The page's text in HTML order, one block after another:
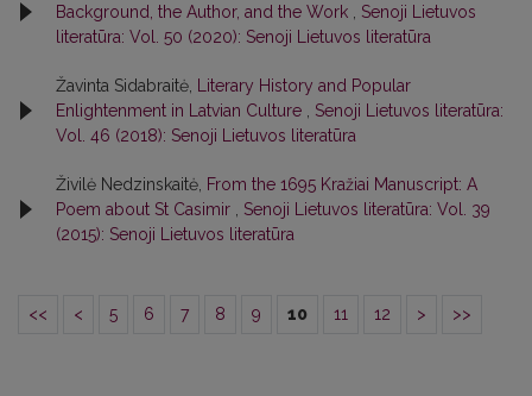
Background, the Author, and the Work
Senoji Lietuvos
literatūra: Vol. 50 (2020): Senoji Lietuvos literatūra
Žavinta Sidabraitė,
Literary History and Popular
Enlightenment in Latvian Culture
Senoji Lietuvos literatūra:
Vol. 46 (2018): Senoji Lietuvos literatūra
Živilė Nedzinskaitė, From the 1695 Kražiai Manuscript: A
Poem about St Casimir
Senoji Lietuvos literatūra: Vol. 39
(2015): Senoji Lietuvos literatūra
<< < 5 6 7 8 9 10 11 12 > >>